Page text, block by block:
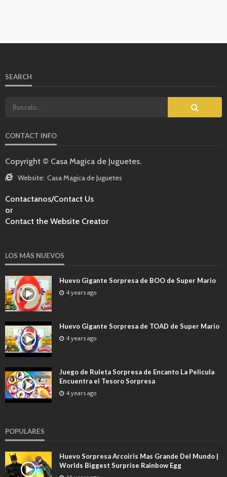
SEARCH
CONTACT INFO
Copyright © Casa Magica de Juguetes.
Website: Casa Magica de Juguetes
Contactanos/Contact Us
or
Contact the Website Creator
LOS MÁS NUEVOS
Huevo Gigante Sorpresa de BOO de Super Mario
4 years ago
Huevo Gigante Sorpresa de TOAD de Super Mario
4 years ago
Juego de Ruleta Sorpresa de Encanto La Pelicula
Encuentra el Tesoro Sorpresa
4 years ago
POPULARES
Huevo Sorpresa Arcoiris Mas Grande Del Mundo |
Worlds Biggest Surprise Rainbow Egg